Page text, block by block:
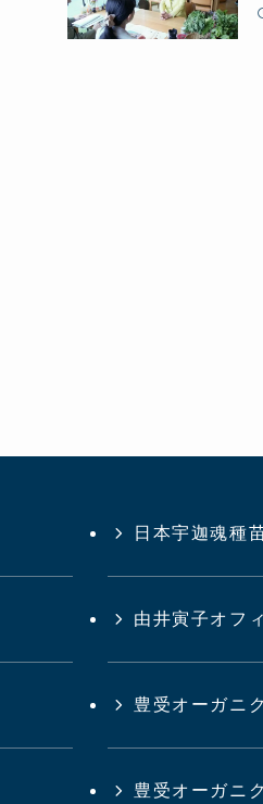
日本宇迦魂種
由井寅子オフ
豊受オーガニ
豊受オーガニ